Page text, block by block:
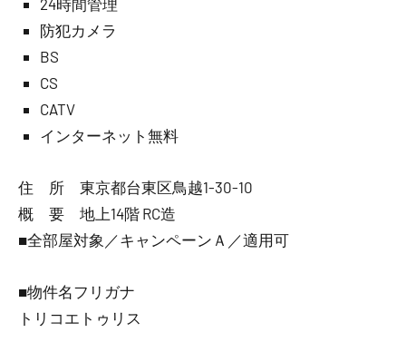
24時間管理
防犯カメラ
BS
CS
CATV
インターネット無料
住 所 東京都台東区鳥越1-30-10
概 要 地上14階 RC造
■全部屋対象／キャンペーンＡ／適用可
■物件名フリガナ
トリコエトゥリス